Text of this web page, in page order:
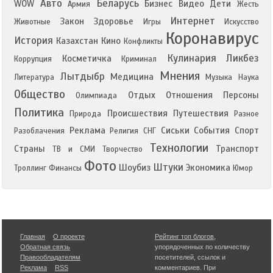
WOW Авто Армия Беларусь Бизнес Видео Дети
Жесть
Животные
Закон Здоровье Игры Интернет Искусство
История Казахстан Кино Конфликты Коронавирус
Коррупция Косметичка Криминал Кулинария Ликбез
Литература Лытдыбр Медицина Мнения Музыка Наука
Общество Олимпиада Отдых Отношения Персоны
Политика Природа Происшествия Путешествия
Разное
Разоблачения
Реклама Религия СНГ Сиськи События Спорт
Страны
ТВ и СМИ Творчество Технологии Транспорт
Троллинг Финансы Фото Шоубиз Штуки Экономика Юмор
Главная
О проекте
Обратная связь
Правообладателям
Реклама
RSS
Рейтинг топ блогов
упорядоченных по количеству
посетителей, ссылок и
комментариев. При